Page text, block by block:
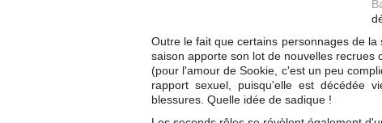
Outre le fait que certains personnages de
saison apporte son lot de nouvelles
(pour l'amour de Sookie, c'est un peu
rapport sexuel, puisqu'elle est décédée
blessures. Quelle idée de sadique !